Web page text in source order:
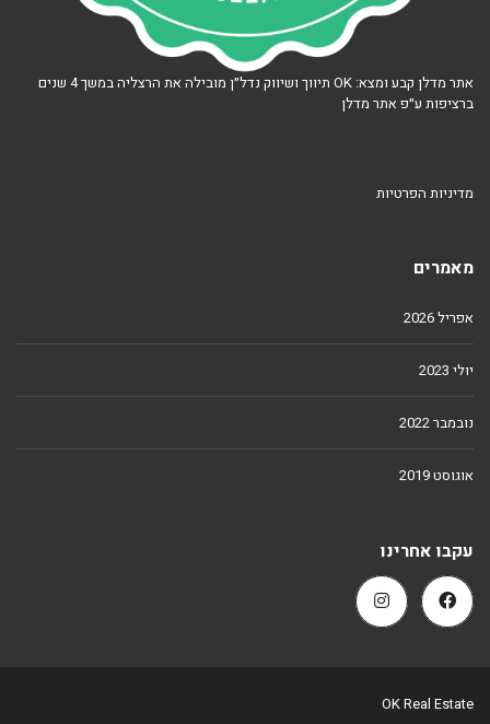
אתר מדלן קבע ומצא: OK תיווך ושיווק נדל״ן מובילה את הרצליה במשך 4 שנים
ברציפות ע״פ אתר מדלן
מדיניות הפרטיות
מאמרים
אפריל 2026
יולי 2023
נובמבר 2022
אוגוסט 2019
עקבו אחרינו
OK Real Estate